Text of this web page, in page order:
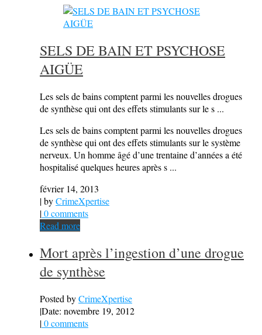
SELS DE BAIN ET PSYCHOSE
AIGÜE
Les sels de bains comptent parmi les nouvelles drogues
de synthèse qui ont des effets stimulants sur le s ...
Les sels de bains comptent parmi les nouvelles drogues
de synthèse qui ont des effets stimulants sur le système
nerveux. Un homme âgé d’une trentaine d’années a été
hospitalisé quelques heures après s ...
février 14, 2013
| byCrimeXpertise
|0 comments
Read more
Mort après l’ingestion d’une drogue
de synthèse
Posted byCrimeXpertise
|Date: novembre 19, 2012
|0 comments